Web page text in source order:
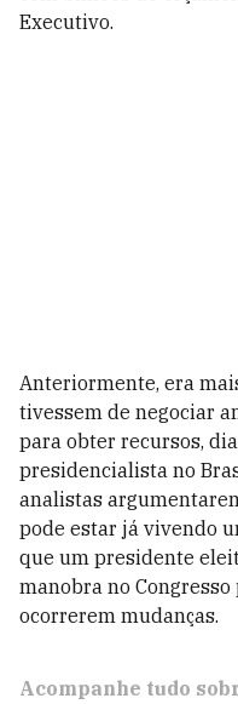
Executivo.
Anteriormente, era
tivessem de negociar
para obter recursos,
presidencialista no
analistas
pode estar já vivendo
que um presidente
manobra no
ocorrerem mudanças.
Acompanhe tudo